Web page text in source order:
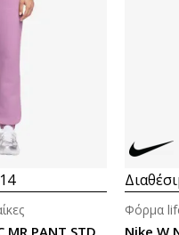
14
MR PANT STD Nike W
Φόρμα